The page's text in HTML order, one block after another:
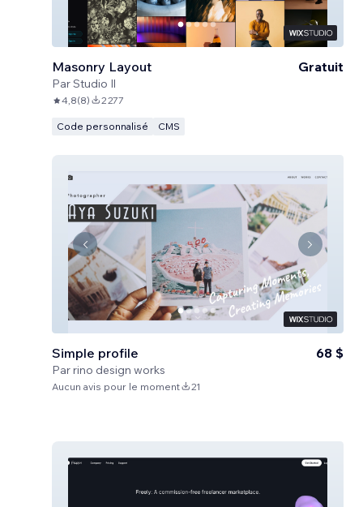
Masonry Layout
ParStudio Il
Gratuit
4,8(8) 2 277
Code personnalisé CMS
Simple profile
Parrino design works
68 $
Aucun avis pour le moment 21